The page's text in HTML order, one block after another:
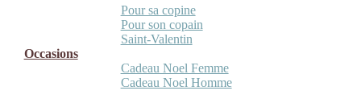
Pour sa copine
Pour son copain
Saint-Valentin
Occasions
Cadeau Noel Femme
Cadeau Noel Homme